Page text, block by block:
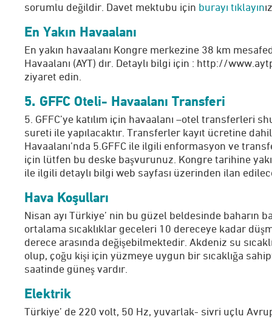
sorumlu değildir. Davet mektubu için burayı tıklayın
En Yakın Havaalanı
En yakın havaalanı Kongre merkezine 38 km
Havaalanı (AYT) dır. Detaylı bilgi için : http://
ziyaret edin.
5. GFFC Oteli- Havaalanı Transferi
5. GFFC’ye katılım için havaalanı –otel transferleri
sureti ile yapılacaktır. Transferler kayıt ücretine
Havaalanı’nda 5.GFFC ile ilgili enformasyon ve
için lütfen bu deske başvurunuz. Kongre tarihine
ile ilgili detaylı bilgi web sayfası üzerinden ilan
Hava Koşulları
Nisan ayı Türkiye’ nin bu güzel beldesinde baharın
ortalama sıcaklıklar geceleri 10 dereceye kadar
derece arasında değişebilmektedir. Akdeniz su
olup, çoğu kişi için yüzmeye uygun bir sıcaklığa
saatinde güneş vardır.
Elektrik
Türkiye’ de 220 volt, 50 Hz, yuvarlak- sivri uçlu